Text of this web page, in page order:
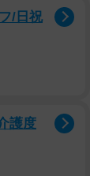
/日祝
護度